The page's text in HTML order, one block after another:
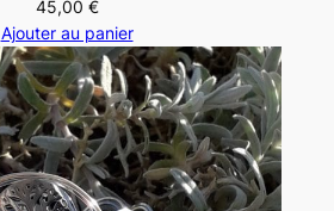
45,00 €
Ajouter au panier